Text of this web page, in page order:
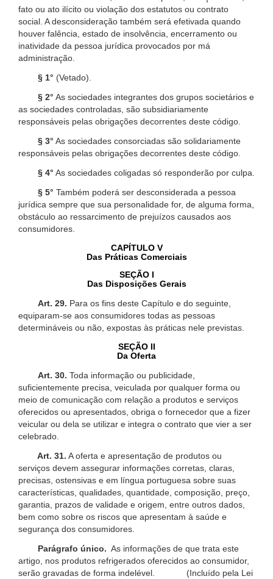
fato ou ato ilícito ou violação dos estatutos ou contrato
social. A desconsideração também será efetivada quando
houver falência, estado de insolvência, encerramento ou
inatividade da pessoa jurídica provocados por má
administração.
§ 1° (Vetado).
§ 2° As sociedades integrantes dos grupos societários e
as sociedades controladas, são subsidiariamente
responsáveis pelas obrigações decorrentes deste código.
§ 3° As sociedades consorciadas são solidariamente
responsáveis pelas obrigações decorrentes deste código.
§ 4° As sociedades coligadas só responderão por culpa.
§ 5° Também poderá ser desconsiderada a pessoa
jurídica sempre que sua personalidade for, de alguma forma,
obstáculo ao ressarcimento de prejuízos causados aos
consumidores.
CAPÍTULO V
Das Práticas Comerciais
SEÇÃO I
Das Disposições Gerais
Art. 29. Para os fins deste Capítulo e do seguinte,
equiparam-se aos consumidores todas as pessoas
determináveis ou não, expostas às práticas nele previstas.
SEÇÃO II
Da Oferta
Art. 30. Toda informação ou publicidade,
suficientemente precisa, veiculada por qualquer forma ou
meio de comunicação com relação a produtos e serviços
oferecidos ou apresentados, obriga o fornecedor que a fizer
veicular ou dela se utilizar e integra o contrato que vier a ser
celebrado.
Art. 31. A oferta e apresentação de produtos ou
serviços devem assegurar informações corretas, claras,
precisas, ostensivas e em língua portuguesa sobre suas
características, qualidades, quantidade, composição, preço,
garantia, prazos de validade e origem, entre outros dados,
bem como sobre os riscos que apresentam à saúde e
segurança dos consumidores.
Parágrafo único. As informações de que trata este
artigo, nos produtos refrigerados oferecidos ao consumidor,
serão gravadas de forma indelével. (Incluído pela Lei